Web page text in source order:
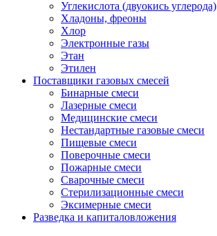
Углекислота (двуокись углерода)
Хладоны, фреоны
Хлор
Электронные газы
Этан
Этилен
Поставщики газовых смесей
Бинарные смеси
Лазерные смеси
Медицинские смеси
Нестандартные газовые смеси
Пищевые смеси
Поверочные смеси
Пожарные смеси
Сварочные смеси
Стерилизационные смеси
Эксимерные смеси
Разведка и капиталовложения